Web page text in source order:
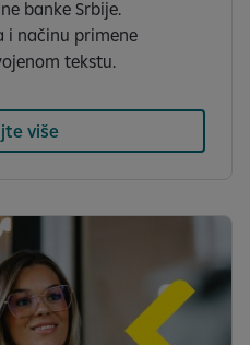
banke Srbije.
i načinu primene
tekstu.
više